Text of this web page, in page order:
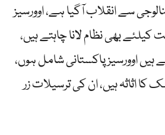
سے انقلاب آگیا ہے، اوورسیز
کیلئے بھی نظام لانا چاہتے ہیں،
ہیں اوورسیزپاکستانی شامل ہوں،
کا اثاثہ ہیں، ان کی ترسیلات زر